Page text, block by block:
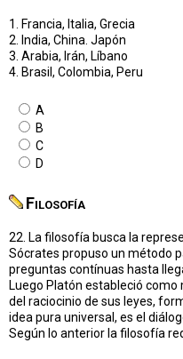
1. Francia, Italia, Grecia
2. India, China. Japón
3. Arabia, Irán, Líbano
4. Brasil, Colombia, Peru
A
B
C
D
Filosofía
22. La filosofía busca la
Sócrates propuso un método
preguntas contínuas hasta
Luego Platón estableció
del raciocinio de sus leyes,
idea pura universal, es el
Según lo anterior la filosofía